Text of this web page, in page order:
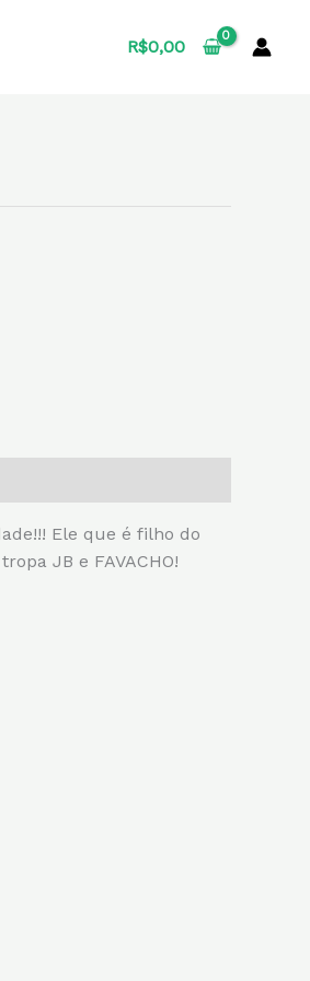
R$0,00
Ele que é filho do
JB e FAVACHO!